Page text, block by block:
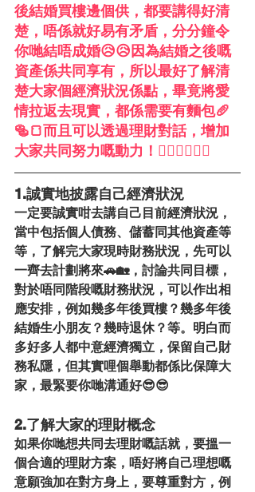
後結婚買樓邊個供，都要講得好清
楚，唔係就好易有矛盾，分分鐘令
你哋結唔成婚😥😥因為結婚之後嘅
資產係共同享有，所以最好了解清
楚大家個經濟狀況係點，畢竟將愛
情拉返去現實，都係需要有麵包🥖
🥯🍞而且可以透過理財對話，增加
大家共同努力嘅動力！👩‍❤️‍👨👩‍❤️‍👨
1.誠實地披露自己經濟狀況
一定要誠實咁去講自己目前經濟狀況，
當中包括個人債務、儲蓄同其他資產等
等，了解完大家現時財務狀況，先可以
一齊去計劃將來🚗🏡，討論共同目標，
對於唔同階段嘅財務狀況，可以作出相
應安排，例如幾多年後買樓？幾多年後
結婚生小朋友？幾時退休？等。明白而
多好多人都中意經濟獨立，保留自己財
務私隱，但其實哩個舉動都係比保障大
家，最緊要你哋溝通好😎😎
2.了解大家的理財概念
如果你哋想共同去理財嘅話就，要搵一
個合適的理財方案，唔好將自己理想嘅
意願強加在對方身上，要尊重對方，例